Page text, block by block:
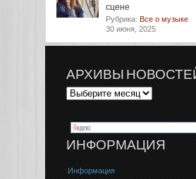
сцене
Рубрика: Все о музыке
30 июня, 2025
АРХИВЫ
ИНФОРМАЦИЯ
Информация